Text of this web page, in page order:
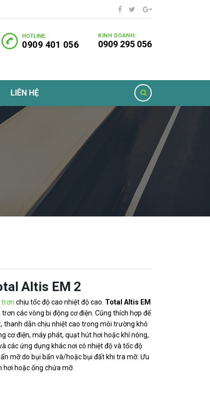
KINH DOANH:
0909 295 056
HOTLINE:
0909 401 056
LIÊN HỆ
Altis EM 2
trơn chịu tốc độ cao nhiệt độ cao. Total Altis EM
các vòng bi động cơ điện.Cũng thích hợp để
thanh dẫn chịu nhiệt cao trong môi trường khô
cơ điện, máy phát, quạt hút hơi hoặc khí nóng,
các ứng dụng khác nơi có nhiệt độ và tốc độ
mỡ do bụi bẩn và/hoặc bụi đất khi tra mỡ. Ưu
hoặc ống chứa mỡ.